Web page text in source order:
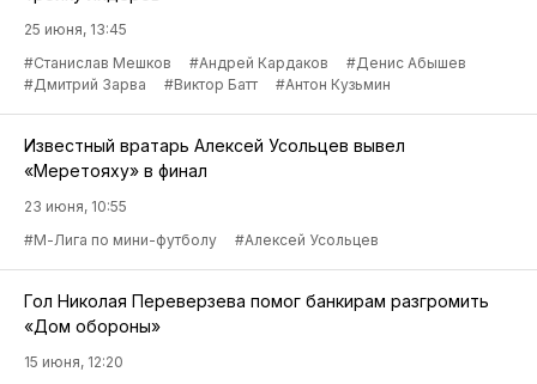
25 июня, 13:45
#Станислав Мешков
#Андрей Кардаков
#Денис Абышев
#Дмитрий Зарва
#Виктор Батт #Антон Кузьмин
Известный вратарь Алексей Усольцев вывел
«Меретояху» в финал
23 июня, 10:55
#М-Лига по мини-футболу
#Алексей Усольцев
Гол Николая Переверзева помог банкирам разгромить
«Дом обороны»
15 июня, 12:20